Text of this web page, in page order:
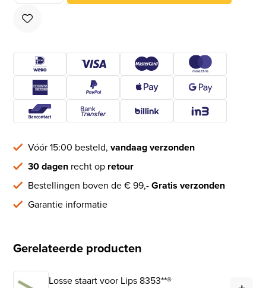
Vóór 15:00 besteld,vandaag verzonden
30 dagen recht op retour
Bestellingen boven de € 99,-Gratis verzonden
Garantie informatie
Gerelateerde producten
Losse staart voor Lips 8353**®